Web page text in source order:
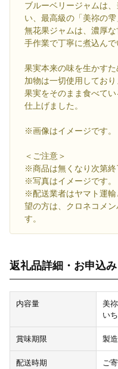
ブルーベリージャムは
い、最高級の「美祢の雫
無花果ジャムは、濃厚な
手作業で丁寧に煮込んで
果実本来の味を生かす
加物は一切使用しており
果実をそのまま食べて
仕上げました。
※画像はイメージです。
＜ご注意＞
※商品は無くなり次第終
※写真はイメージです。
※配送業者はヤマト運
望の方は、クロネコメ
す。
返礼品詳細・お申込
内容量
美
い
賞味期限 製
配送時期
ご